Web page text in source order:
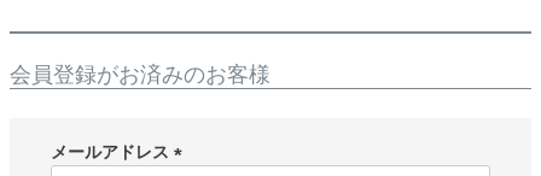
会員登録がお済みのお客様
メールアドレス